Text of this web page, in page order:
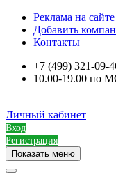
Реклама на сайте
Добавить
Контакты
+7 (499) 321-09-
10.00-19.00 по
Личный кабинет
Вход
Регистрация
Показать меню